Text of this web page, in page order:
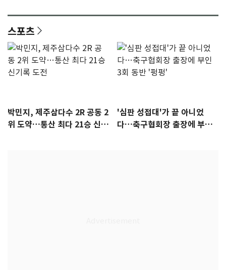
스포츠
박민지, 제주삼다수 2R 공동 2
위 도약…통산 최다 21승 신기
'심판 성접대'가 끝 아니었
다…축구협회장 출장에 부인